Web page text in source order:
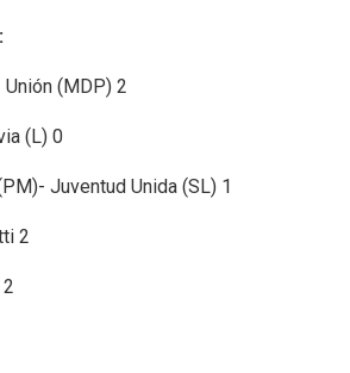
(MDP) 2
(L) 0
Juventud Unida (SL) 1
2